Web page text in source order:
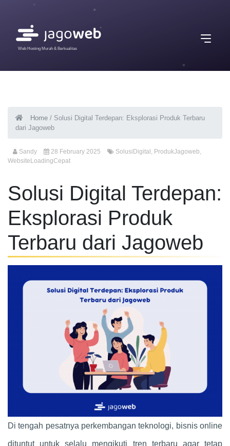
Web Hosting Murah & Berkualitas
Home / Solusi Digital Terdepan: Eksplorasi Produk Terbaru
dari Jagoweb
Sandy 28 February 2025 SolusiDigital , ProdukJagoweb,
WebsiteLoadingCepat
Solusi Digital Terdepan:
Eksplorasi Produk
Terbaru dari Jagoweb
Di tengah pesatnya perkembangan teknologi, bisnis online
dituntut untuk selalu mengikuti tren terbaru agar tetap